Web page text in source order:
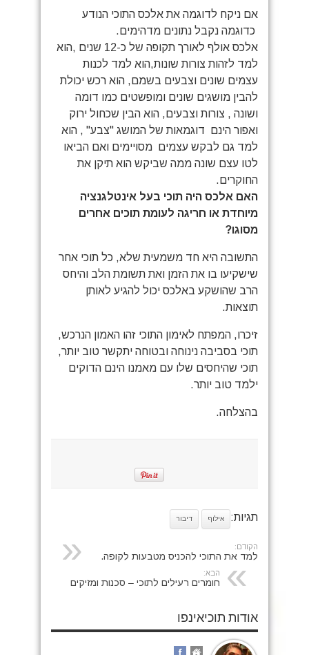
אם ניקח לדוגמה את אלכס התוכי הנודע
כדוגמה נקבל נתונים מדהימים.
אלכס אולף לאורך תקופה של כ-12 שנים ,הוא
למד לזהות צורות שונות,הוא למד לכנות
עצמים שונים וצבעים בשמם, הוא רכש יכולת
להבין מושגים שונים ומופשטים כמו דומה
ושונה , צורות וצבעים, הוא הבין שכחול ירוק
ואפור הינם דוגמאות של המושג "צבע" , הוא
למד גם לבקש עצמים מסויימים ואם הביאו
לטו עצם שונה ממה שביקש הוא תיקן את
החוקרים.
האם אלכס היה תוכי בעל אינטלגנציה
מיוחדת או חריגה לעומת תוכים אחרים
מסוגו?
התשובה היא חד משמעית שלא, כל תוכי אחר
שישקיעו בו את הזמן ואת תשומת הלב והיחס
הרב שהושקע באלכס יכול להגיע לאותן
תוצאות.
זיכרו, המפתח לאימון התוכי זהו האמון הנרכש,
תוכי בסביבה נינוחה ובטוחה יתקשר טוב יותר,
תוכי שהיחסים שלו עם מאמנו הינם הדוקים
ילמד טוב יותר.
בהצלחה.
תגיות: אילוף דיבור
הקודם:
למד את התוכי להכניס מטבעות לקופה.
הבא:
חומרים רעילים לתוכי – סכנות ומזיקים
אודות תוכיאינפו